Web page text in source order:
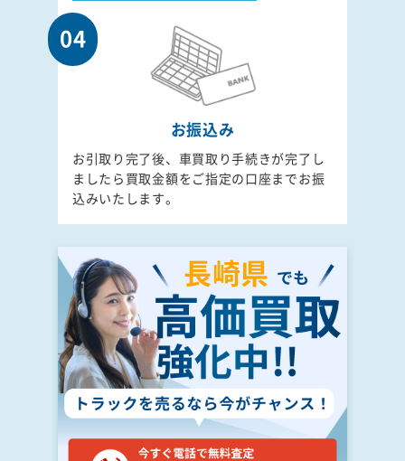
04
お振込み
お引取り完了後、車買取り手続きが完了し
ましたら買取金額をご指定の口座までお振
込みいたします。
長崎県